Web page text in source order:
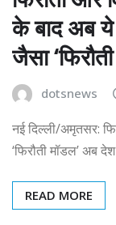
के बाद अब ये
जैसा
dotsnews
नई दिल्ली/अमृतसर:
‘फिरौती मॉडल’ अब
READ MORE